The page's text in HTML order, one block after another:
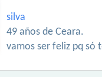
silva
49 años de Ceara.
vamos ser feliz pq só